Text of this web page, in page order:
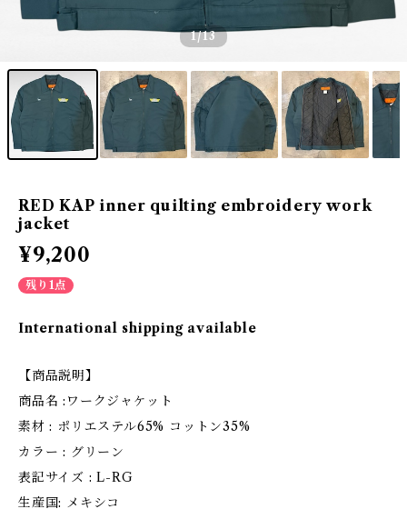
1/13
RED KAP inner quilting embroidery work
jacket
¥9,200
残り1点
International shipping available
【商品説明】
商品名 :ワークジャケット
素材 : ポリエステル65% コットン35%
カラー : グリーン
表記サイズ : L-RG
生産国: メキシコ